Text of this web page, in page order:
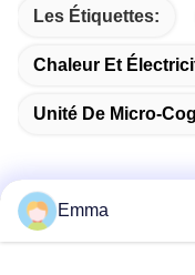
Les Étiquettes:
Chaleur Et
Unité De Micro-
Emma